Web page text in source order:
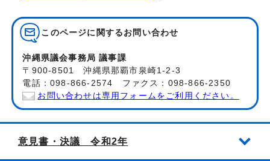
このページに関する お問い合わせ
沖縄県議会事務局 議事課
〒900-8501 沖縄県那覇市泉崎1-2-3
電話：098-866-2574 ファクス：098-866-2350
お問い合わせは専用フォームをご利用ください。
意見書・決議 令和2年